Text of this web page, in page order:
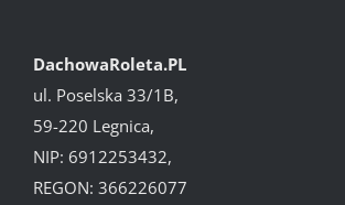
DachowaRoleta.PL
ul. Poselska 33/1B,
59-220 Legnica,
NIP: 6912253432,
REGON: 366226077